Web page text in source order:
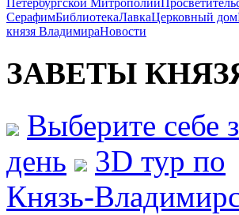
СерафимБиблиотекаЛавкаЦерковный дом
князя ВладимираНовости
ЗАВЕТЫ
Выберите себе
день
3D тур по
Князь-